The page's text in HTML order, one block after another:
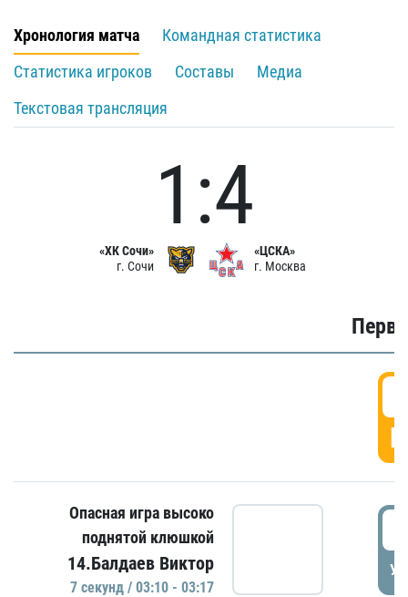
Хронология матча
Командная статистика
Статистика игроков
Составы
Медиа
Текстовая трансляция
«ХК Сочи»
г. Сочи
1:4
«ЦСКА»
г. Москва
Опасная игра высоко
поднятой клюшкой
14.Балдаев Виктор
7 секунд / 03:10 - 03:17